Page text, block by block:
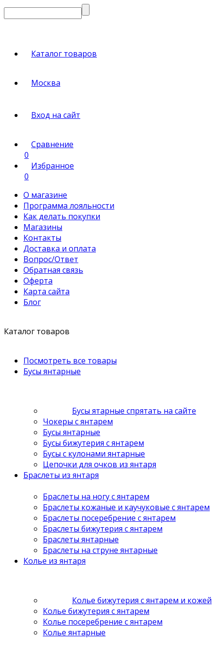
Каталог товаров
Москва
Вход на сайт
Сравнение
0
Избранное
0
О магазине
Программа лояльности
Как делать покупки
Магазины
Контакты
Доставка и оплата
Вопрос/Ответ
Обратная связь
Оферта
Карта сайта
Блог
Каталог товаров
Посмотреть все товары
Бусы янтарные
Бусы ятарные спрятать на сайте
Чокеры с янтарем
Бусы янтарные
Бусы бижутерия с янтарем
Бусы с кулонами янтарные
Цепочки для очков из янтаря
Браслеты из янтаря
Браслеты на ногу с янтарем
Браслеты кожаные и каучуковые с янтарем
Браслеты посеребрение с янтарем
Браслеты бижутерия с янтарем
Браслеты янтарные
Браслеты на струне янтарные
Колье из янтаря
Колье бижутерия с янтарем и кожей
Колье бижутерия с янтарем
Колье посеребрение с янтарем
Колье янтарные